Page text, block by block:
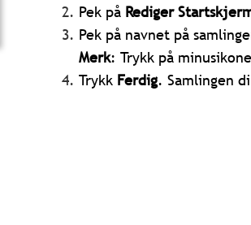
Pek på Rediger
Pek på navnet på
Merk: Trykk på
Trykk Ferdig. Samlingen